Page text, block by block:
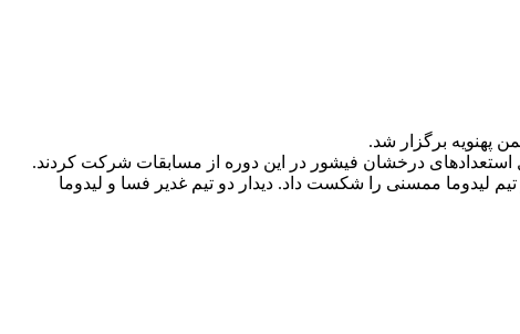
استعدادهای درخشان فيشور در اين دوره از مسابقات شركت كردند.
ديدار دوم با نتيجه چهار بر صفر تيم ليدوما ممسنی را شكست داد. ديدار دو تيم غدير فسا و ليدوما